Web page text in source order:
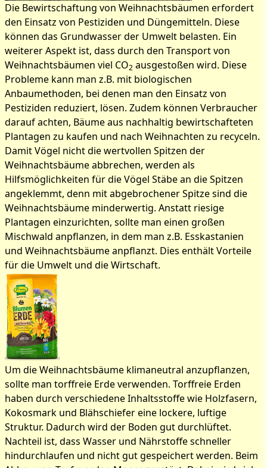
Die Bewirtschaftung von Weihnachtsbäumen erfordert
den Einsatz von Pestiziden und Düngemitteln. Diese
können das Grundwasser der Umwelt belasten. Ein
weiterer Aspekt ist, dass durch den Transport von
Weihnachtsbäumen viel CO2 ausgestoßen wird. Diese
Probleme kann man z.B. mit biologischen
Anbaumethoden, bei denen man den Einsatz von
Pestiziden reduziert, lösen. Zudem können Verbraucher
darauf achten, Bäume aus nachhaltig bewirtschafteten
Plantagen zu kaufen und nach Weihnachten zu recyceln.
Damit Vögel nicht die wertvollen Spitzen der
Weihnachtsbäume abbrechen, werden als
Hilfsmöglichkeiten für die Vögel Stäbe an die Spitzen
angeklemmt, denn mit abgebrochener Spitze sind die
Weihnachtsbäume minderwertig. Anstatt riesige
Plantagen einzurichten, sollte man einen großen
Mischwald anpflanzen, in dem man z.B. Esskastanien
und Weihnachtsbäume anpflanzt. Dies enthält Vorteile
für die Umwelt und die Wirtschaft.
Um die Weihnachtsbäume klimaneutral anzupflanzen,
sollte man torffreie Erde verwenden. Torffreie Erden
haben durch verschiedene Inhaltsstoffe wie Holzfasern,
Kokosmark und Blähschiefer eine lockere, luftige
Struktur. Dadurch wird der Boden gut durchlüftet.
Nachteil ist, dass Wasser und Nährstoffe schneller
hindurchlaufen und nicht gut gespeichert werden. Beim